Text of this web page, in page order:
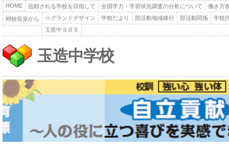
HOME 信頼される学校を目指して 全国学力・学習状況調査の分析について 働き方
🆕校長室から ☆グランドデザイン 学校だより 部活動地域移行 部活動関係
学校
玉造中ＳＯＳ
玉造中学校